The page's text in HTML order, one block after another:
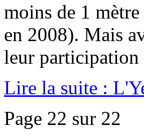
moins de 1
en 2008). Mais
leur participation
Lire la suite :
Page 22 sur 22